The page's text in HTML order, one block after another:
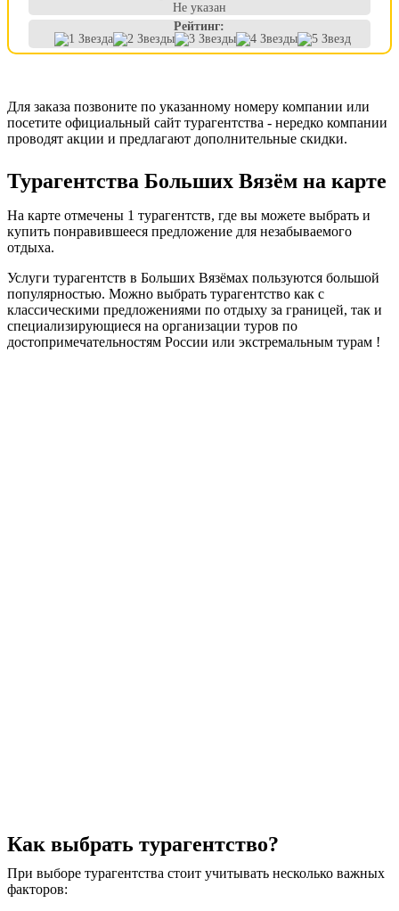
Не указан
Рейтинг:
Для заказа позвоните по указанному номеру компании или
посетите официальный сайт турагентства - нередко компании
проводят акции и предлагают дополнительные скидки.
Турагентства Больших Вязём на карте
На карте отмечены 1 турагентств, где вы можете выбрать и
купить понравившееся предложение для незабываемого
отдыха.
Услуги турагентств в Больших Вязёмах пользуются большой
популярностью. Можно выбрать турагентство как с
классическими предложениями по отдыху за границей, так и
специализирующиеся на организации туров по
достопримечательностям России или экстремальным турам !
Как выбрать турагентство?
При выборе турагентства стоит учитывать несколько важных
факторов: